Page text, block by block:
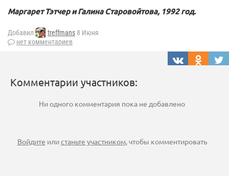
Маргарет Тэтчер и Галина Старовойтова, 1992 год.
Добавил treffmans 8 Июня
нет комментариев
Комментарии участников:
Ни одного комментария пока не добавлено
Войдите илистаньте участником, чтобы комментировать